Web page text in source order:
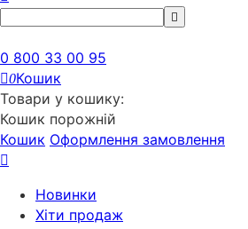
0 800 33 00 95
0Кошик
Товари у кошику:
Кошик порожній
Кошик Оформлення замовлення
Новинки
Хіти продаж